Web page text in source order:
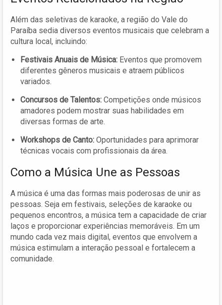
Além das seletivas de karaoke, a região do Vale do
Paraíba sedia diversos eventos musicais que celebram a
cultura local, incluindo:
Festivais Anuais de Música: Eventos que promovem
diferentes gêneros musicais e atraem públicos
variados.
Concursos de Talentos: Competições onde músicos
amadores podem mostrar suas habilidades em
diversas formas de arte.
Workshops de Canto: Oportunidades para aprimorar
técnicas vocais com profissionais da área.
Como a Música Une as Pessoas
A música é uma das formas mais poderosas de unir as
pessoas. Seja em festivais, seleções de karaoke ou
pequenos encontros, a música tem a capacidade de criar
laços e proporcionar experiências memoráveis. Em um
mundo cada vez mais digital, eventos que envolvem a
música estimulam a interação pessoal e fortalecem a
comunidade.